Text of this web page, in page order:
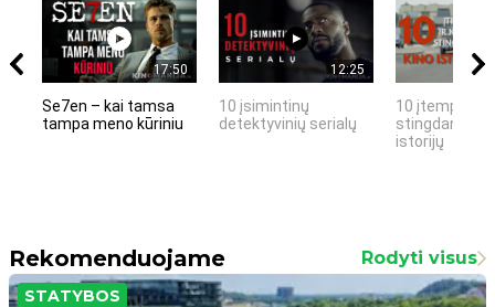
17:50
Se7en – kai tamsa
tampa meno kūriniu
12:25
10 įsimintinų
detektyvinių serialų
10 įtemptų,
stingdančių
istorijų
Rekomenduojame Rodyti visus
STATYBOS